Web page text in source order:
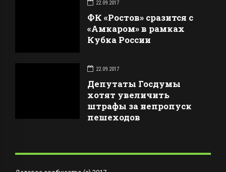
22.09.2017
ФК «Ростов» сразится с
«Амкаром» в рамках
Кубка России
22.09.2017
Депутаты Госдумы
хотят увеличить
штрафы за непропуск
пешеходов